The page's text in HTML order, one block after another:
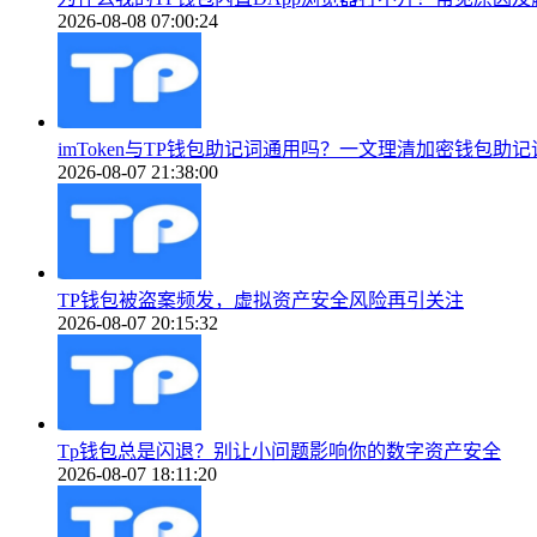
2026-08-08 07:00:24
imToken与TP钱包助记词通用吗？一文理清加密钱包助记
2026-08-07 21:38:00
TP钱包被盗案频发，虚拟资产安全风险再引关注
2026-08-07 20:15:32
Tp钱包总是闪退？别让小问题影响你的数字资产安全
2026-08-07 18:11:20